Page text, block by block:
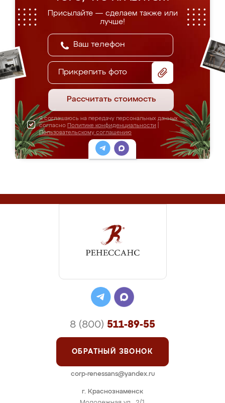
Присылайте — сделаем также или
лучше!
Прикрепить фото
Рассчитать стоимость
Я соглашаюсь на передачу персональных данных
согласно Политике конфиденциальности
Пользовательскому соглашению
г. Краснознаменск
8 (800) 511-89-55
ОБРАТНЫЙ ЗВОНОК
corp-renessans@yandex.ru